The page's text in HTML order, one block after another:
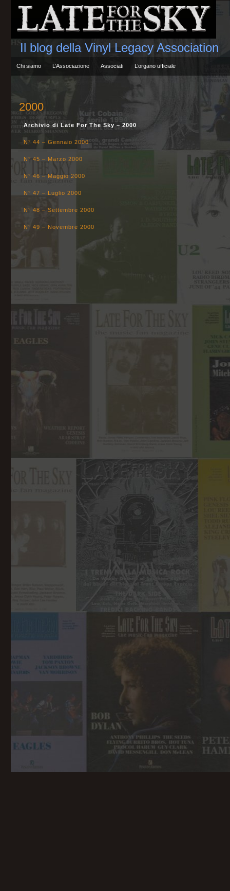
Il blog della Vinyl Legacy Association
Chi siamo L’Associazione Associati L’organo ufficiale
2000
Archivio di Late For The Sky – 2000
N° 44 – Gennaio 2000
N° 45 – Marzo 2000
N° 46 – Maggio 2000
N° 47 – Luglio 2000
N° 48 – Settembre 2000
N° 49 – Novembre 2000